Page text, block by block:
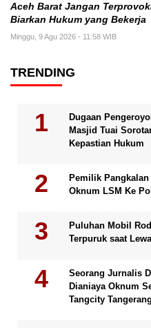
Aceh Barat Jangan
Biarkan Hukum yang Bekerja
Minggu, 9 Agu 2026 - 11:58 WIB
TRENDING
Dugaan
Masjid Tuai
Kepastian Hukum
Pemilik
Oknum LSM Ke
Puluhan Mobil
Terpuruk saat
Seorang Jurnalis
Dianiaya Oknum
Tangcity Tangerang